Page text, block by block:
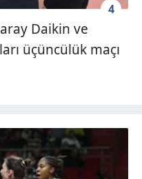
4
Daikin ve
üçüncülük maçı